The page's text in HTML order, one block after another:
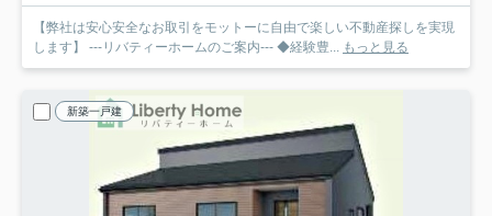
【弊社は安心安全なお取引をモットーに自由で楽しい不動産探しを実現
します】 ---リバティーホームのご案内--- ◆経験豊... もっと見る
新築一戸建